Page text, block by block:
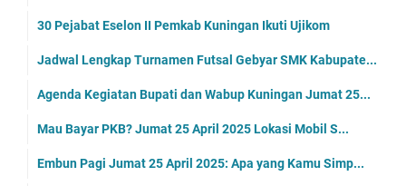
30 Pejabat Eselon II Pemkab Kuningan Ikuti Ujikom
Jadwal Lengkap Turnamen Futsal Gebyar SMK Kabupate...
Agenda Kegiatan Bupati dan Wabup Kuningan Jumat 25...
Mau Bayar PKB? Jumat 25 April 2025 Lokasi Mobil S...
Embun Pagi Jumat 25 April 2025: Apa yang Kamu Simp...